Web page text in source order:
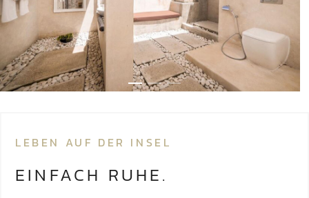
LEBEN AUF DER INSEL
EINFACH RUHE.